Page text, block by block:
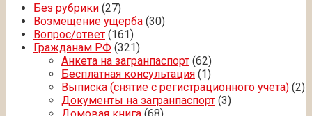
Без рубрики (27)
Возмещение ущерба (30)
Вопрос/ответ (161)
Гражданам РФ (321)
Анкета на загранпаспорт (62)
Бесплатная консультация (1)
Выписка (снятие с регистрационного учета) (2)
Документы на загранпаспорт (3)
Домовая книга (68)